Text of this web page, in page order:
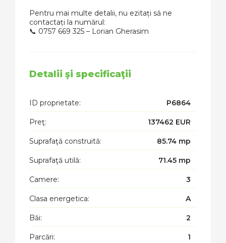
Pentru mai multe detalii, nu ezitați să ne
contactați la numărul:
📞 0757 669 325 – Lorian Gherasim
Detalii şi specificaţii
ID proprietate: P6864
Preţ: 137462 EUR
Suprafaţă construită: 85.74 mp
Suprafaţă utilă: 71.45 mp
Camere: 3
Clasa energetica: A
Băi: 2
Parcări: 1